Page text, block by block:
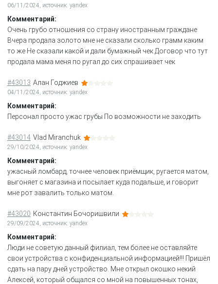
06/11/2024, источник: yandex
Комментарий:
Очень грубо отношения со страну иностранным граждане
Вчера продала золото мне не сказали сколько грамм каким
то же Не сказали какой и дали бумажный чек Договор что тут
продала мама меня по ругал до сих спрашивает чек
#43013 Алан Годжиев
04/11/2024, источник: yandex
Комментарий:
Персонал просто ужас грубы По возможности не заходить
#43014 Vlad Miranchuk
29/10/2024, источник: yandex
Комментарий:
ужасный ломбард, точнее человек приёмщик, ругается матом,
выгоняет с магазина и посылает куда подальше, и говорит
мне рот завалить только матом.
#43020 Константин Бочоришвили
29/09/2024, источник: yandex
Комментарий:
Люди не советую данный филиал, тем более не оставляйте
свои устройства с конфиденциальной информацией!!! Пришёл
сдать на пару дней устройство. Мне открыл окошко некий
Алексей, который общался со мной на повышенных тонах,